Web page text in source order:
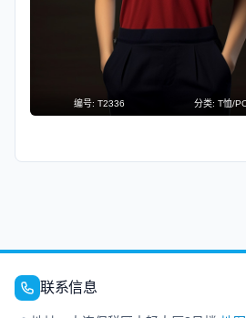
编号: T2336 分类: T恤/
联系信息